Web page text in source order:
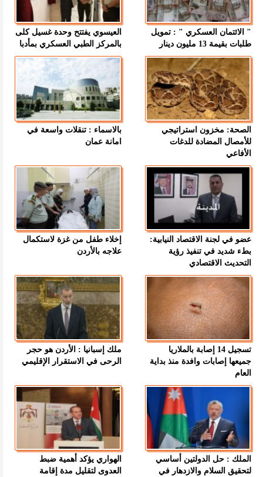
" الائتمان العسكري " : تمويل
طلبات بقيمة 13 مليون دينار
العيسوي يفتتح وحدة غسيل كلى
بالمركز الطبي العسكري بمأدبا
الصحة: مخزون استراتيجي
للأمصال المضادة للدغات
الأفاعي
بالاسماء : تنقلات واسعة في
امانة عمان
عضو في لجنة الاقتصاد النيابية:
بطء شديد في تنفيذ رؤية
التحديث الاقتصادي
إخلاء طفل من غزة لاستكمال
علاجه بالأردن
تسجيل 14 إصابة بالملاريا
جميعها إصابات وافدة منذ بداية
العام
ملك إسبانيا : الأردن هو حجر
الرحى في الاستقرار الإقليمي
الملك : حل الدولتين أساسي
لتحقيق السلام والازدهار في
الهواري يؤكد أهمية ضبط
العدوى لتقليل مدة إقامة